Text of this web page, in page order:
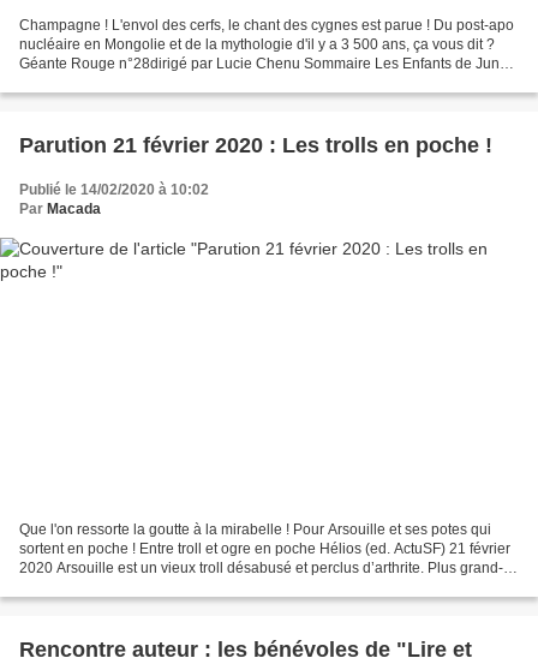
Champagne ! L'envol des cerfs, le chant des cygnes est parue ! Du post-apo
nucléaire en Mongolie et de la mythologie d'il y a 3 500 ans, ça vous dit ?
Géante Rouge n°28dirigé par Lucie Chenu Sommaire Les Enfants de Junko
Parution 21 février 2020 : Les trolls en poche !
Publié le 14/02/2020 à 10:02
Par Macada
Que l'on ressorte la goutte à la mirabelle ! Pour Arsouille et ses potes qui
sortent en poche ! Entre troll et ogre en poche Hélios (ed. ActuSF) 21 février
2020 Arsouille est un vieux troll désabusé et perclus d’arthrite. Plus grand-
Rencontre auteur : les bénévoles de "Lire et